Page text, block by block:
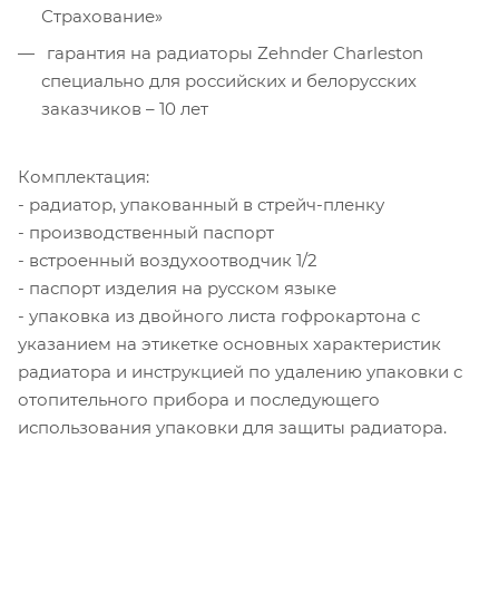
Страхование»
гарантия на радиаторы Zehnder Charleston
специально для российских и белорусских
заказчиков – 10 лет
Комплектация:
- радиатор, упакованный в стрейч-пленку
- производственный паспорт
- встроенный воздухоотводчик 1/2
- паспорт изделия на русском языке
- упаковка из двойного листа гофрокартона с
указанием на этикетке основных характеристик
радиатора и инструкцией по удалению упаковки с
отопительного прибора и последующего
использования упаковки для защиты радиатора.